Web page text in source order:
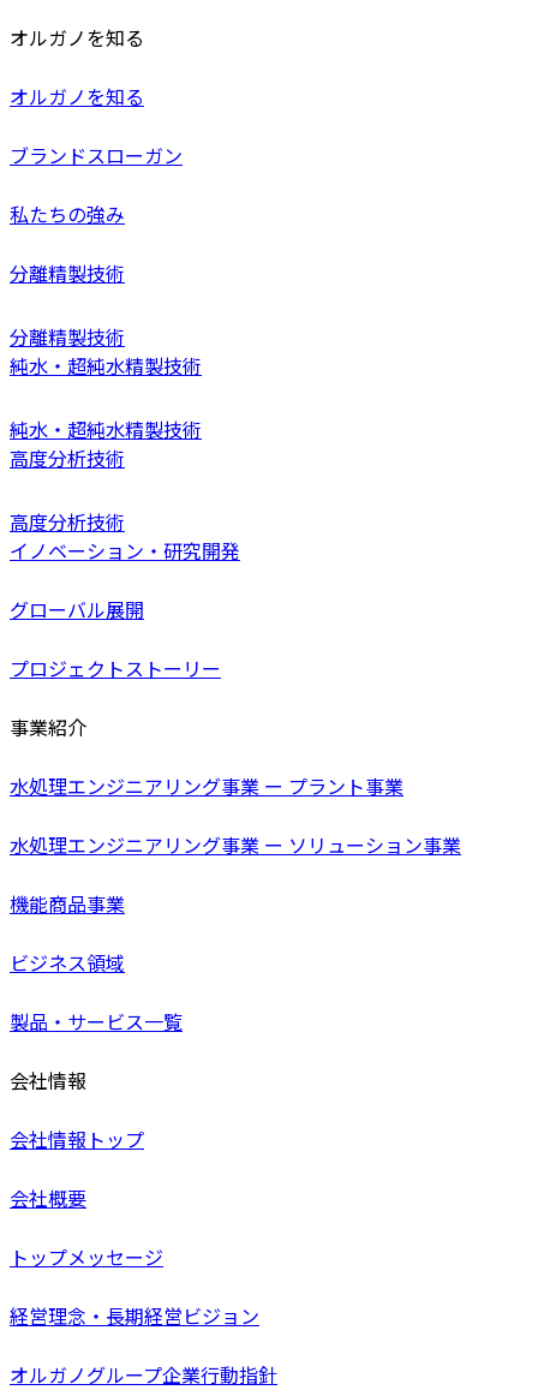
オルガノを知る
オルガノを知る
ブランドスローガン
私たちの強み
分離精製技術
分離精製技術
純水・超純水精製技術
純水・超純水精製技術
高度分析技術
高度分析技術
イノベーション・研究開発
グローバル展開
プロジェクトストーリー
事業紹介
水処理エンジニアリング事業 ー プラント事業
水処理エンジニアリング事業 ー ソリューション事業
機能商品事業
ビジネス領域
製品・サービス一覧
会社情報
会社情報トップ
会社概要
トップメッセージ
経営理念・長期経営ビジョン
オルガノグループ企業行動指針